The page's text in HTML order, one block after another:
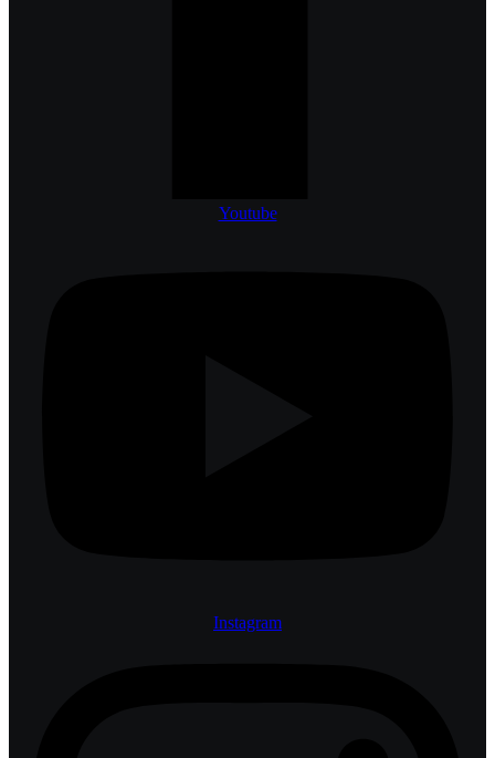
Youtube
Instagram